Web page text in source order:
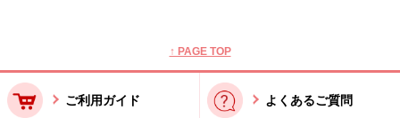
↑ PAGE TOP
ご利用ガイド よくあるご質問